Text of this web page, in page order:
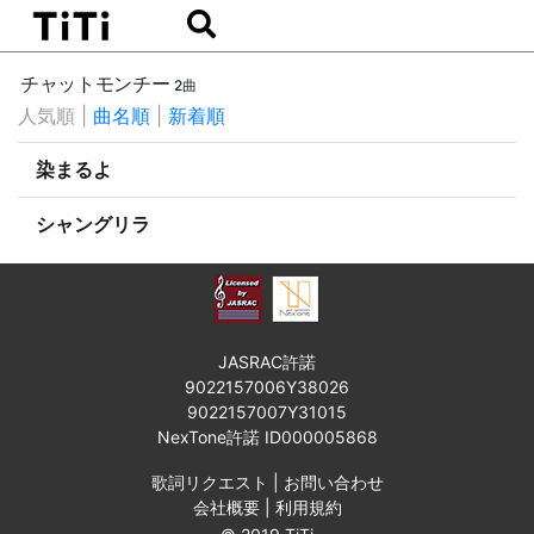
チャットモンチー2曲
人気順 曲名順 新着順
染まるよ
シャングリラ
JASRAC許諾
9022157006Y38026
9022157007Y31015
NexTone許諾 ID000005868
歌詞リクエスト
お問い合わせ
会社概要| 利用規約